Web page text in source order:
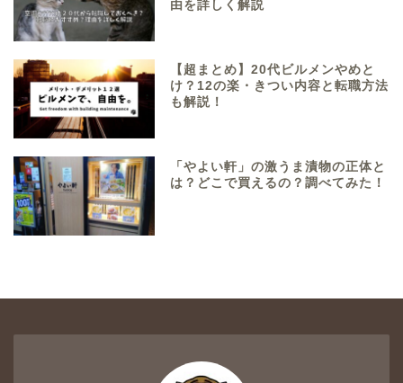
由を詳しく解説
【超まとめ】20代ビルメンやめと
け？12の楽・きつい内容と転職方法
も解説！
「やよい軒」の激うま漬物の正体と
は？どこで買えるの？調べてみた！